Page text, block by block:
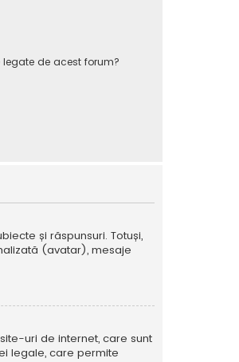
de acest forum?
și răspunsuri. Totuși,
(avatar), mesaje
uri de internet, care sunt
legale, care permite